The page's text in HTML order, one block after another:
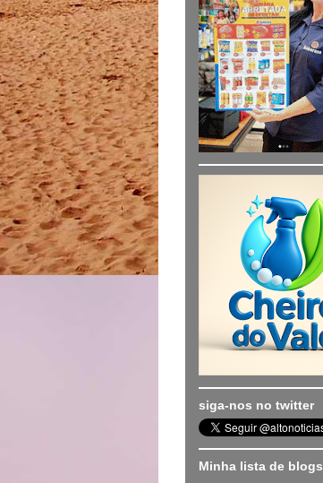
siga-nos no twitter
Minha lista de blogs